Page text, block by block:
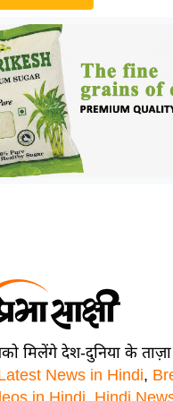
मिलेंगे देश-दुनिया के ताज़ा
News in Hindi,